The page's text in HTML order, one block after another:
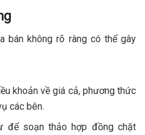
bán không rõ ràng có thể gây
khoản về giá cả, phương thức
các bên.
để soạn thảo hợp đồng chặt